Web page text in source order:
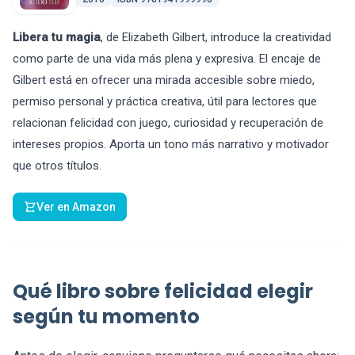
Libera tu magia, de Elizabeth Gilbert, introduce la creatividad
como parte de una vida más plena y expresiva. El encaje de
Gilbert está en ofrecer una mirada accesible sobre miedo,
permiso personal y práctica creativa, útil para lectores que
relacionan felicidad con juego, curiosidad y recuperación de
intereses propios. Aporta un tono más narrativo y motivador
que otros títulos.
Ver en Amazon
Qué libro sobre felicidad elegir
según tu momento